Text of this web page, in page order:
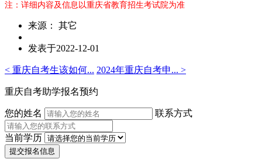
注：详细内容及信息以重庆省教育招生考试院为准
来源： 其它
发表于2022-12-01
< 重庆自考生该如何... 2024年重庆自考申... >
重庆自考助学报名预约
您的姓名 联系方式
当前学历
提交报名信息